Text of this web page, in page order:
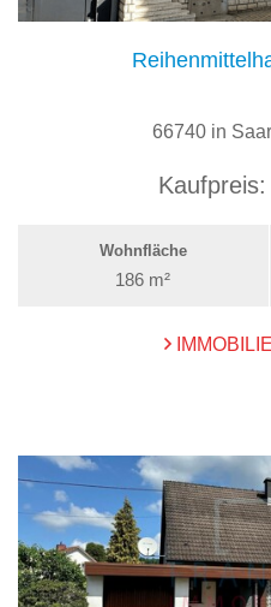
66740 in
Kaufpreis:
Wohnfläche
186 m²